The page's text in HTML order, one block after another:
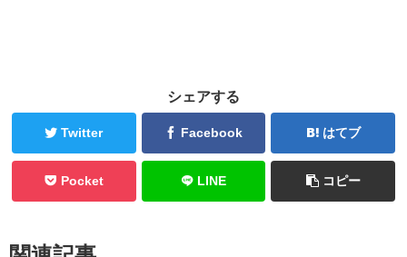
シェアする
Twitter Facebook はてブ
Pocket LINE コピー